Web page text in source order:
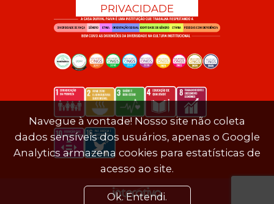
PRIVACIDADE
Navegue à vontade! Nosso site não coleta
dados sensíveis dos usuários, apenas o Google
Analytics armazena cookies para estatísticas de
acesso ao site.
Ok. Entendi.